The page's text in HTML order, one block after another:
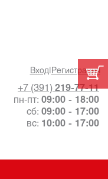
Вход| Регистрация
+7 (391) 219-77-11
пн-пт: 09:00 - 18:00
сб: 09:00 - 17:00
вс: 10:00 - 17:00